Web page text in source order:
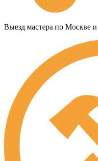
Выезд мастера по Москве